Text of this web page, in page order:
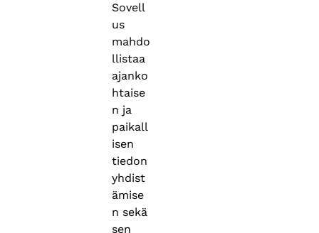
Sovell
us
mahdo
llistaa
ajanko
htaise
n ja
paikall
isen
tiedon
yhdist
ämise
n sekä
sen